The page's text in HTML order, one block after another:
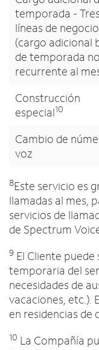
temporada - Tres
líneas de negocio
(cargo adicional
de temporada no
recurrente al
Construcción
especial10
Cambio de
voz
8Este servicio es
llamadas al mes,
servicios de
de Spectrum
9 El Cliente
temporaria del
necesidades de
vacaciones, etc.).
en residencias de
10 La Compañía